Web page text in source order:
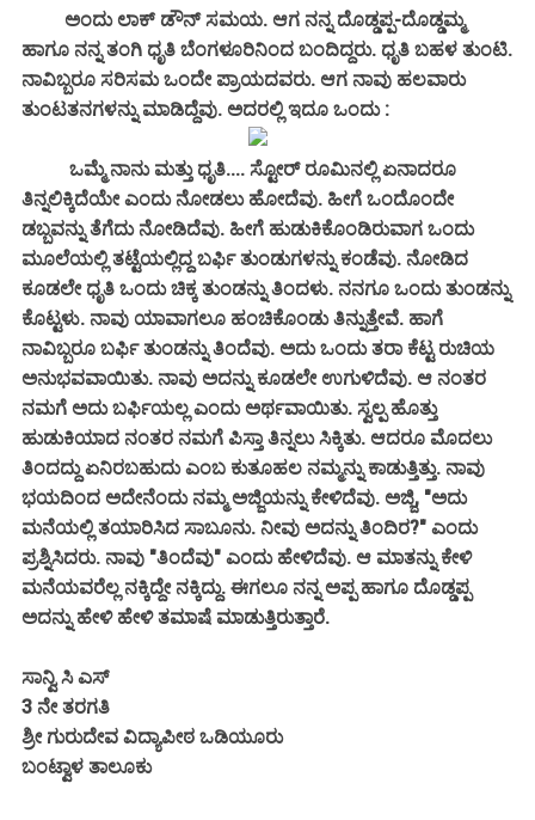
ಅಂದು ಲಾಕ್ ಡೌನ್ ಸಮಯ. ಆಗ ನನ್ನ ದೊಡ್ಡಪ್ಪ-ದೊಡ್ಡಮ್ಮ
ಹಾಗೂ ನನ್ನ ತಂಗಿ ಧೃತಿ ಬೆಂಗಳೂರಿನಿಂದ ಬಂದಿದ್ದರು. ಧೃತಿ ಬಹಳ ತುಂಟಿ.
ನಾವಿಬ್ಬರೂ ಸರಿಸಮ ಒಂದೇ ಪ್ರಾಯದವರು. ಆಗ ನಾವು ಹಲವಾರು
ತುಂಟತನಗಳನ್ನು ಮಾಡಿದ್ದೆವು. ಅದರಲ್ಲಿ ಇದೂ ಒಂದು :
ಒಮ್ಮೆ ನಾನು ಮತ್ತು ಧೃತಿ.... ಸ್ಟೋರ್ ರೂಮಿನಲ್ಲಿ ಏನಾದರೂ
ತಿನ್ನಲಿಕ್ಕಿದೆಯೇ ಎಂದು ನೋಡಲು ಹೋದೆವು. ಹೀಗೆ ಒಂದೊಂದೇ
ಡಬ್ಬವನ್ನು ತೆಗೆದು ನೋಡಿದೆವು. ಹೀಗೆ ಹುಡುಕಿಕೊಂಡಿರುವಾಗ ಒಂದು
ಮೂಲೆಯಲ್ಲಿ ತಟ್ಟೆಯಲ್ಲಿದ್ದ ಬರ್ಫಿ ತುಂಡುಗಳನ್ನು ಕಂಡೆವು. ನೋಡಿದ
ಕೂಡಲೇ ಧೃತಿ ಒಂದು ಚಿಕ್ಕ ತುಂಡನ್ನು ತಿಂದಳು. ನನಗೂ ಒಂದು ತುಂಡನ್ನು
ಕೊಟ್ಟಳು. ನಾವು ಯಾವಾಗಲೂ ಹಂಚಿಕೊಂಡು ತಿನ್ನುತ್ತೇವೆ. ಹಾಗೆ
ನಾವಿಬ್ಬರೂ ಬರ್ಫಿ ತುಂಡನ್ನು ತಿಂದೆವು. ಅದು ಒಂದು ತರಾ ಕೆಟ್ಟ ರುಚಿಯ
ಅನುಭವವಾಯಿತು. ನಾವು ಅದನ್ನು ಕೂಡಲೇ ಉಗುಳಿದೆವು. ಆ ನಂತರ
ನಮಗೆ ಅದು ಬರ್ಫಿಯಲ್ಲ ಎಂದು ಅರ್ಥವಾಯಿತು. ಸ್ವಲ್ಪ ಹೊತ್ತು
ಹುಡುಕಿಯಾದ ನಂತರ ನಮಗೆ ಪಿಸ್ತಾ ತಿನ್ನಲು ಸಿಕ್ಕಿತು. ಆದರೂ ಮೊದಲು
ತಿಂದದ್ದು ಏನಿರಬಹುದು ಎಂಬ ಕುತೂಹಲ ನಮ್ಮನ್ನು ಕಾಡುತ್ತಿತ್ತು. ನಾವು
ಭಯದಿಂದ ಅದೇನೆಂದು ನಮ್ಮ ಅಜ್ಜಿಯನ್ನು ಕೇಳಿದೆವು. ಅಜ್ಜಿ, "ಅದು
ಮನೆಯಲ್ಲಿ ತಯಾರಿಸಿದ ಸಾಬೂನು. ನೀವು ಅದನ್ನು ತಿಂದಿರ?" ಎಂದು
ಪ್ರಶ್ನಿಸಿದರು. ನಾವು "ತಿಂದೆವು" ಎಂದು ಹೇಳಿದೆವು. ಆ ಮಾತನ್ನು ಕೇಳಿ
ಮನೆಯವರೆಲ್ಲ ನಕ್ಕಿದ್ದೇ ನಕ್ಕಿದ್ದು. ಈಗಲೂ ನನ್ನ ಅಪ್ಪ ಹಾಗೂ ದೊಡ್ಡಪ್ಪ
ಅದನ್ನು ಹೇಳಿ ಹೇಳಿ ತಮಾಷೆ ಮಾಡುತ್ತಿರುತ್ತಾರೆ.
ಸಾನ್ವಿ ಸಿ ಎಸ್
3 ನೇ ತರಗತಿ
ಶ್ರೀ ಗುರುದೇವ ವಿದ್ಯಾಪೀಠ ಒಡಿಯೂರು
ಬಂಟ್ವಾಳ ತಾಲೂಕು